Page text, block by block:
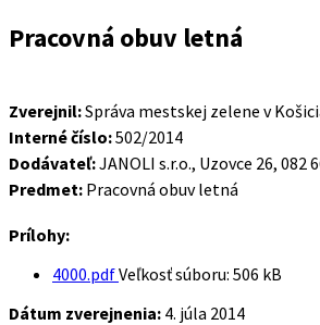
Pracovná obuv letná
Zverejnil:Správa mestskej zelene v
Interné číslo:502/2014
Dodávateľ:JANOLI s.r.o., Uzovce 26, 082
Predmet: Pracovná obuv letná
Prílohy:
4000.pdfVeľkosť súboru: 506 kB
Dátum zverejnenia: 4. júla 2014